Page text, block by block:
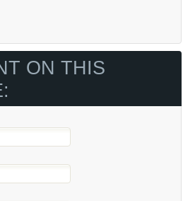
ON THIS